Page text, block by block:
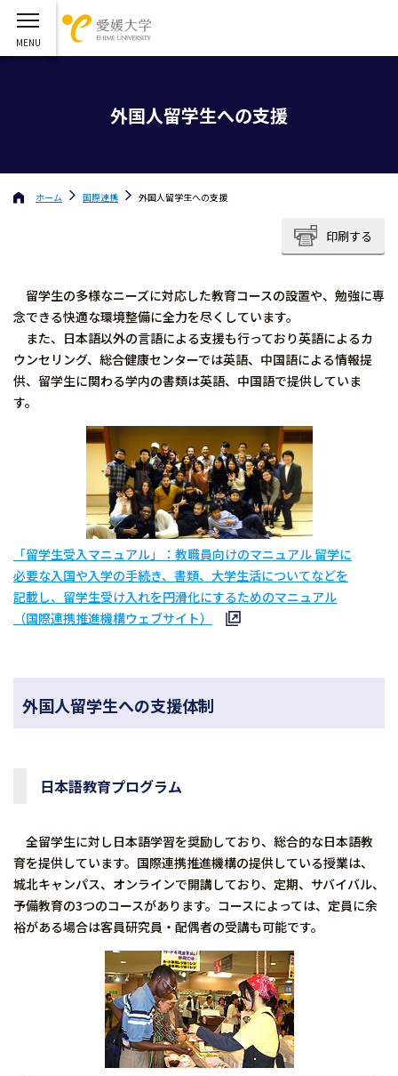
外国人留学生への支援
ホーム 国際連携 外国人留学生への支援
印刷する
留学生の多様なニーズに対応した教育コースの設置や、勉強に専
念できる快適な環境整備に全力を尽くしています。
また、日本語以外の言語による支援も行っており英語によるカ
ウンセリング、総合健康センターでは英語、中国語による情報提
供、留学生に関わる学内の書類は英語、中国語で提供していま
す。
「留学生受入マニュアル」：教職員向けのマニュアル 留学に
必要な入国や入学の手続き、書類、大学生活についてなどを
記載し、留学生受け入れを円滑化にするためのマニュアル
（国際連携推進機構ウェブサイト）
外国人留学生への支援体制
日本語教育プログラム
全留学生に対し日本語学習を奨励しており、総合的な日本語教
育を提供しています。国際連携推進機構の提供している授業は、
城北キャンパス、オンラインで開講しており、定期、サバイバル、
予備教育の3つのコースがあります。コースによっては、定員に余
裕がある場合は客員研究員・配偶者の受講も可能です。